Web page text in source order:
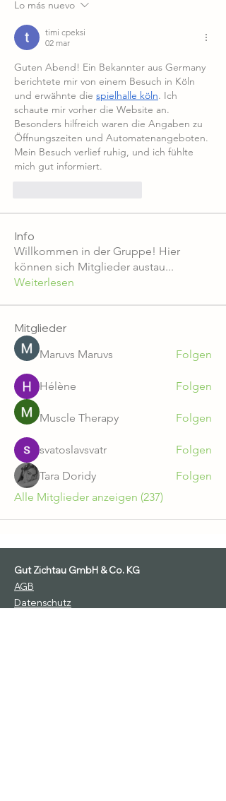
Lo más nuevo
timi cpeksi
02 mar
Guten Abend! Ein Bekannter aus Germany
berichtete mir von einem Besuch in Köln
und erwähnte die spielhalle köln. Ich
schaute mir vorher die Website an.
Besonders hilfreich waren die Angaben zu
Öffnungszeiten und Automatenangeboten.
Mein Besuch verlief ruhig, und ich fühlte
mich gut informiert.
Info
Willkommen in der Gruppe! Hier
können sich Mitglieder austau...
Weiterlesen
Mitglieder
Maruvs Maruvs Folgen
Hélène Folgen
Muscle Therapy Folgen
svatoslavsvatr
Folgen
Tara Doridy
Folgen
Alle Mitglieder anzeigen (237)
Gut Zichtau GmbH & Co. KG
AGB
Datenschutz